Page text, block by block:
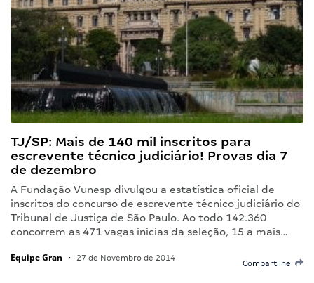
TJ/SP: Mais de 140 mil inscritos para
escrevente técnico judiciário! Provas dia 7
de dezembro
A Fundação Vunesp divulgou a estatística oficial de
inscritos do concurso de escrevente técnico judiciário do
Tribunal de Justiça de São Paulo. Ao todo 142.360
concorrem as 471 vagas inicias da seleção, 15 a mais…
Equipe Gran • 27 de Novembro de 2014
Compartilhe